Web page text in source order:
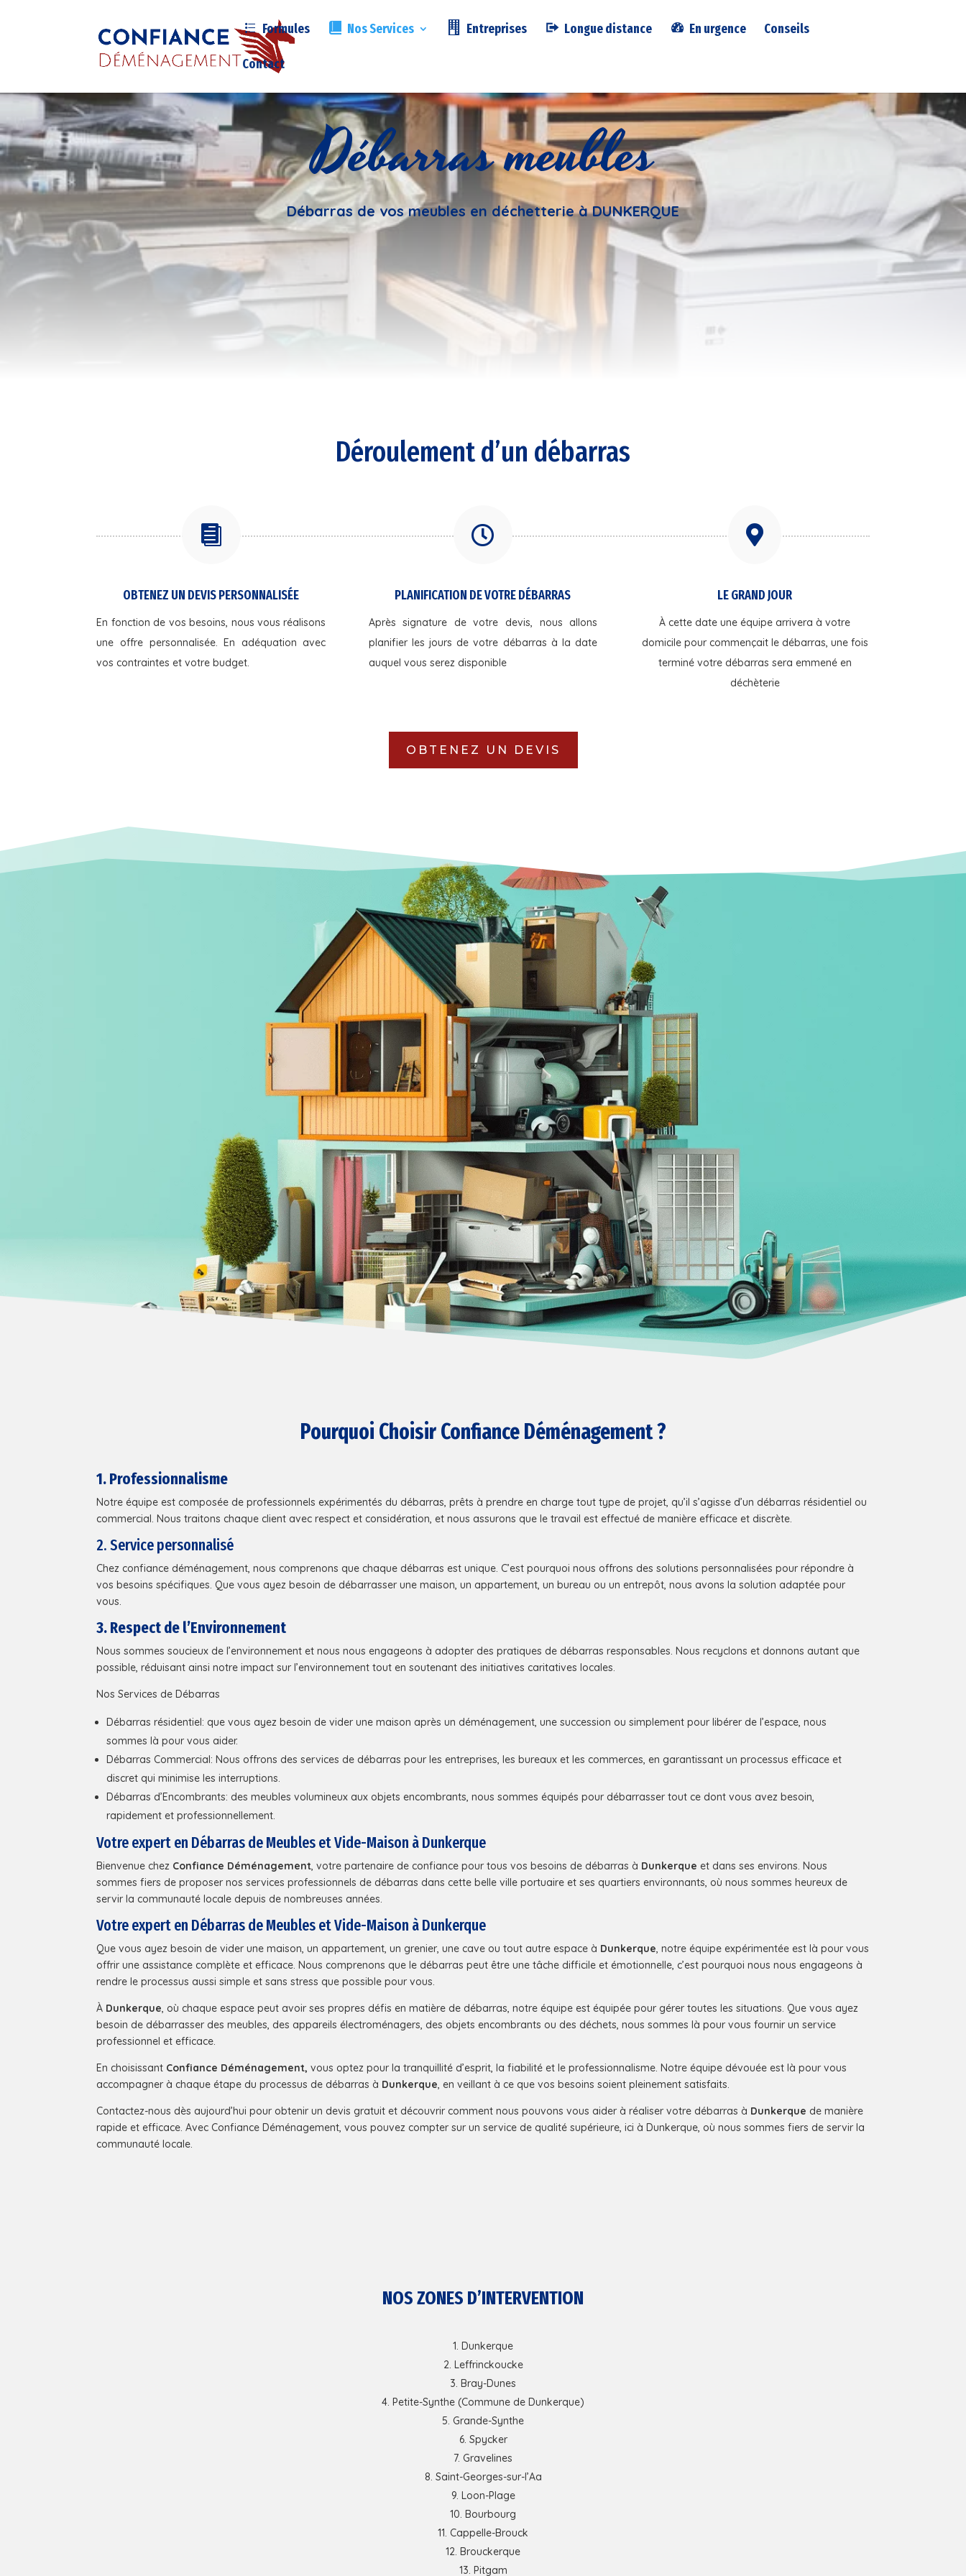
Formules Nos Services Entreprises Longue distance En urgence Conseils
Contact
Débarras meubles
Débarras de vos meubles en déchetterie à DUNKERQUE
Déroulement d’un débarras

OBTENEZ UN DEVIS PERSONNALISÉE
En fonction de vos besoins, nous vous réalisons
une offre personnalisée. En adéquation avec
vos contraintes et votre budget.

PLANIFICATION DE VOTRE DÉBARRAS
Après signature de votre devis, nous allons
planifier les jours de votre débarras à la date
auquel vous serez disponible

LE GRAND JOUR
À cette date une équipe arrivera à votre
domicile pour commençait le débarras, une fois
terminé votre débarras sera emmené en
déchèterie
OBTENEZ UN DEVIS
Pourquoi Choisir Confiance Déménagement ?
1. Professionnalisme
Notre équipe est composée de professionnels expérimentés du débarras, prêts à prendre en charge tout type de projet, qu’il s’agisse d’un débarras résidentiel ou
commercial. Nous traitons chaque client avec respect et considération, et nous assurons que le travail est effectué de manière efficace et discrète.
2. Service personnalisé
Chez confiance déménagement, nous comprenons que chaque débarras est unique. C’est pourquoi nous offrons des solutions personnalisées pour répondre à
vos besoins spécifiques. Que vous ayez besoin de débarrasser une maison, un appartement, un bureau ou un entrepôt, nous avons la solution adaptée pour
vous.
3. Respect de l’Environnement
Nous sommes soucieux de l’environnement et nous nous engageons à adopter des pratiques de débarras responsables. Nous recyclons et donnons autant que
possible, réduisant ainsi notre impact sur l’environnement tout en soutenant des initiatives caritatives locales.
Nos Services de Débarras
Débarras résidentiel: que vous ayez besoin de vider une maison après un déménagement, une succession ou simplement pour libérer de l’espace, nous
sommes là pour vous aider.
Débarras Commercial: Nous offrons des services de débarras pour les entreprises, les bureaux et les commerces, en garantissant un processus efficace et
discret qui minimise les interruptions.
Débarras d’Encombrants: des meubles volumineux aux objets encombrants, nous sommes équipés pour débarrasser tout ce dont vous avez besoin,
rapidement et professionnellement.
Votre expert en Débarras de Meubles et Vide-Maison à Dunkerque
Bienvenue chez Confiance Déménagement, votre partenaire de confiance pour tous vos besoins de débarras à Dunkerque et dans ses environs. Nous
sommes fiers de proposer nos services professionnels de débarras dans cette belle ville portuaire et ses quartiers environnants, où nous sommes heureux de
servir la communauté locale depuis de nombreuses années.
Votre expert en Débarras de Meubles et Vide-Maison à Dunkerque
Que vous ayez besoin de vider une maison, un appartement, un grenier, une cave ou tout autre espace à Dunkerque, notre équipe expérimentée est là pour vous
offrir une assistance complète et efficace. Nous comprenons que le débarras peut être une tâche difficile et émotionnelle, c’est pourquoi nous nous engageons à
rendre le processus aussi simple et sans stress que possible pour vous.
À Dunkerque, où chaque espace peut avoir ses propres défis en matière de débarras, notre équipe est équipée pour gérer toutes les situations. Que vous ayez
besoin de débarrasser des meubles, des appareils électroménagers, des objets encombrants ou des déchets, nous sommes là pour vous fournir un service
professionnel et efficace.
En choisissant Confiance Déménagement, vous optez pour la tranquillité d’esprit, la fiabilité et le professionnalisme. Notre équipe dévouée est là pour vous
accompagner à chaque étape du processus de débarras à Dunkerque, en veillant à ce que vos besoins soient pleinement satisfaits.
Contactez-nous dès aujourd’hui pour obtenir un devis gratuit et découvrir comment nous pouvons vous aider à réaliser votre débarras à Dunkerque de manière
rapide et efficace. Avec Confiance Déménagement, vous pouvez compter sur un service de qualité supérieure, ici à Dunkerque, où nous sommes fiers de servir la
communauté locale.
NOS ZONES D’INTERVENTION
Dunkerque
Leffrinckoucke
Bray-Dunes
Petite-Synthe (Commune de Dunkerque)
Grande-Synthe
Spycker
Gravelines
Saint-Georges-sur-l’Aa
Loon-Plage
Bourbourg
Cappelle-Brouck
Brouckerque
Pitgam